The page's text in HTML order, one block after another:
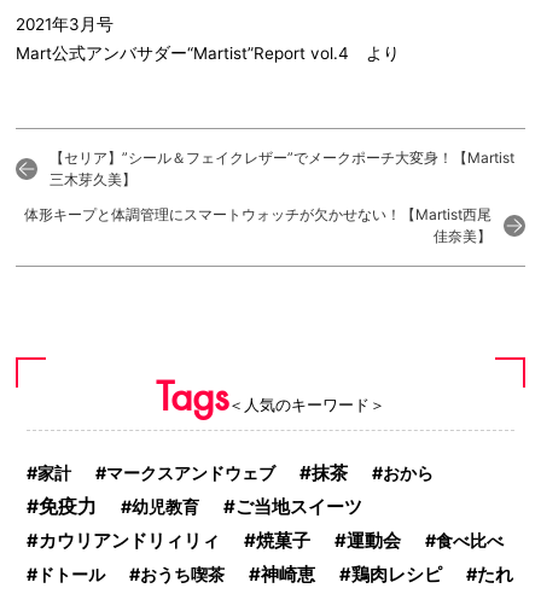
2021年3月号
Mart公式アンバサダー“Martist”Report vol.4 より
【セリア】”シール＆フェイクレザー”でメークポーチ大変身！【Martist
三木芽久美】
体形キープと体調管理にスマートウォッチが欠かせない！【Martist西尾
佳奈美】
Tags＜人気のキーワード＞
家計 マークスアンドウェブ 抹茶 おから
免疫力 幼児教育
ご当地スイーツ
カウリアンドリィリィ
焼菓子 運動会
食べ比べ
ドトール
おうち喫茶 神崎恵 鶏肉レシピ たれ